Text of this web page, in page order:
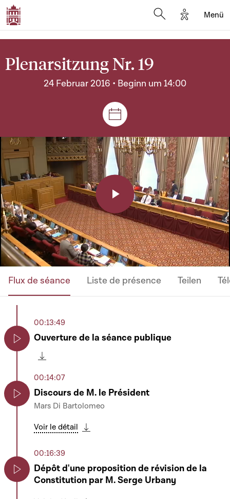
Options
Menü
Plenarsitzung Nr. 19
24 Februar 2016 • Beginn um 14:00
Plenar- und
Play
Video
Flux de séance Liste de présence Teilen
00:13:49
Ouverture de la séance publique
00:14:07
Discours de M. le Président
Mars Di Bartolomeo
Voir le détail
00:16:39
Dépôt d'une proposition de révision de la
Constitution par M. Serge Urbany